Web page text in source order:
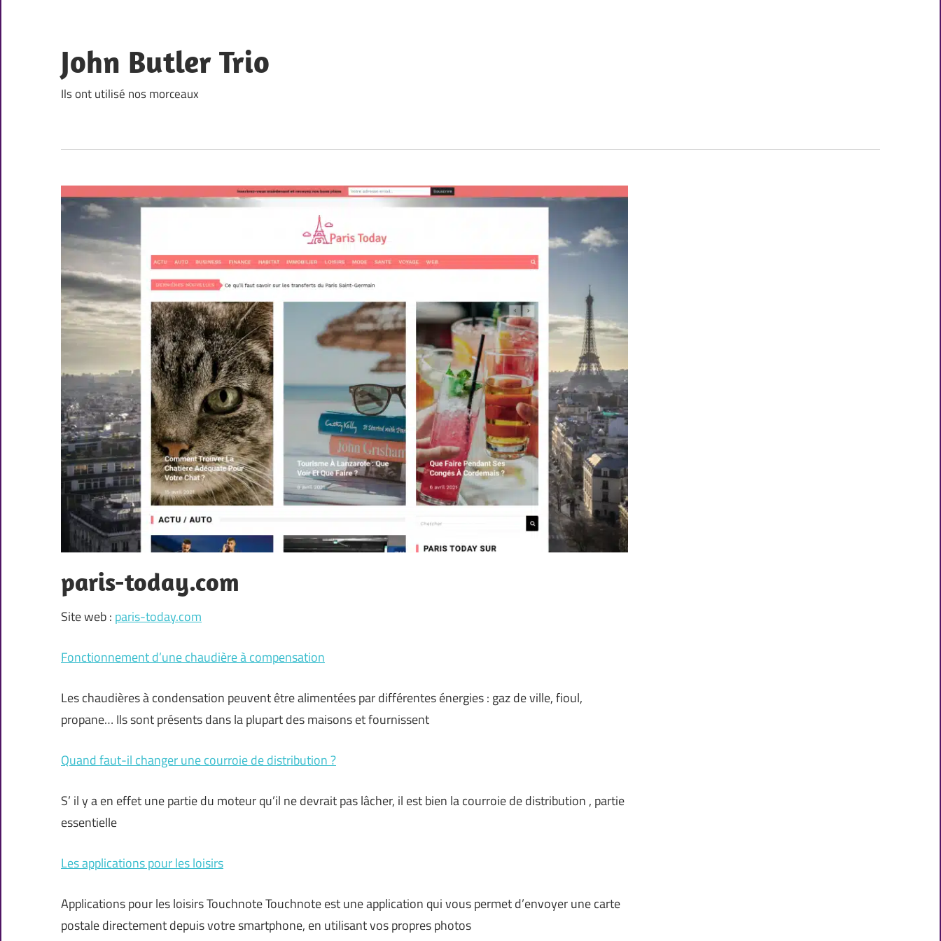
content
John Butler Trio
Ils ont utilisé nos morceaux
paris-today.com
Site web : paris-today.com
Fonctionnement d’une chaudière à compensation
Les chaudières à condensation peuvent être alimentées par différentes énergies : gaz de ville, fioul,
propane… Ils sont présents dans la plupart des maisons et fournissent
Quand faut-il changer une courroie de distribution ?
S’ il y a en effet une partie du moteur qu’il ne devrait pas lâcher, il est bien la courroie de distribution , partie
essentielle
Les applications pour les loisirs
Applications pour les loisirs Touchnote Touchnote est une application qui vous permet d’envoyer une carte
postale directement depuis votre smartphone, en utilisant vos propres photos